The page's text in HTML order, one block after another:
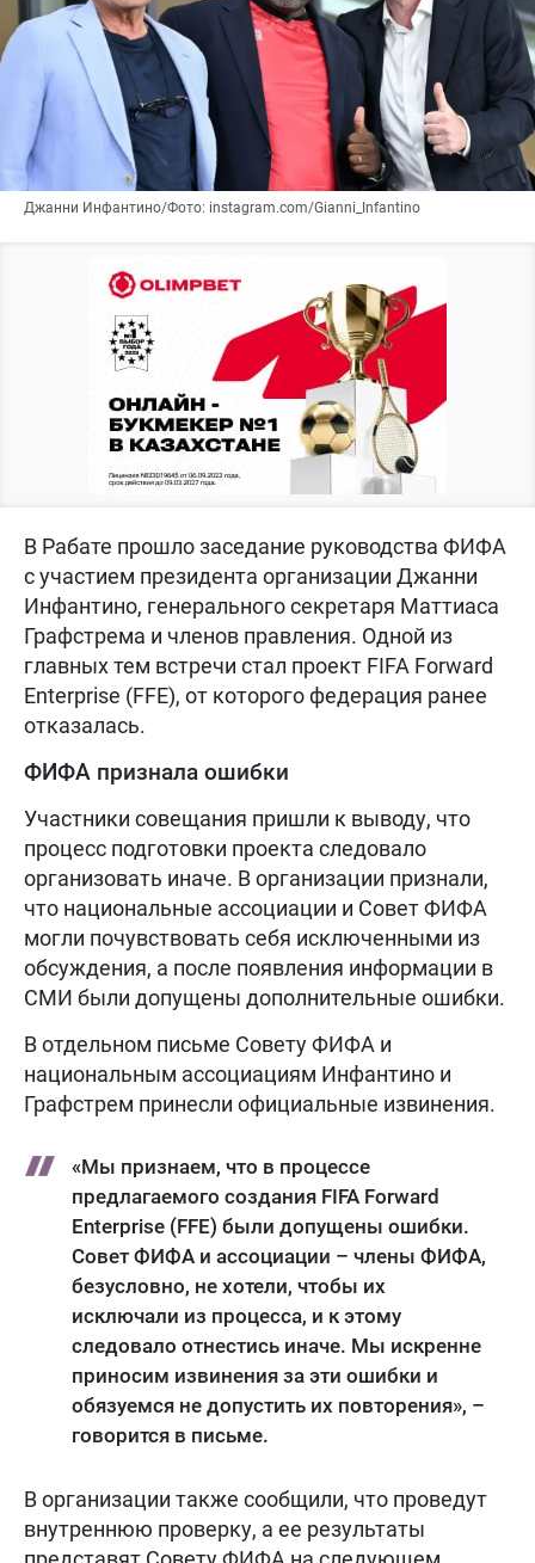
Джанни Инфантино/Фото: instagram.com/Gianni_Infantino
В Рабате прошло заседание руководства ФИФА
с участием президента организации Джанни
Инфантино, генерального секретаря Маттиаса
Графстрема и членов правления. Одной из
главных тем встречи стал проект FIFA Forward
Enterprise (FFE), от которого федерация ранее
отказалась.
ФИФА признала ошибки
Участники совещания пришли к выводу, что
процесс подготовки проекта следовало
организовать иначе. В организации признали,
что национальные ассоциации и Совет ФИФА
могли почувствовать себя исключенными из
обсуждения, а после появления информации в
СМИ были допущены дополнительные ошибки.
В отдельном письме Совету ФИФА и
национальным ассоциациям Инфантино и
Графстрем принесли официальные извинения.
«Мы признаем, что в процессе
предлагаемого создания FIFA Forward
Enterprise (FFE) были допущены ошибки.
Совет ФИФА и ассоциации – члены ФИФА,
безусловно, не хотели, чтобы их
исключали из процесса, и к этому
следовало отнестись иначе. Мы искренне
приносим извинения за эти ошибки и
обязуемся не допустить их повторения», –
говорится в письме.
В организации также сообщили, что проведут
внутреннюю проверку, а ее результаты